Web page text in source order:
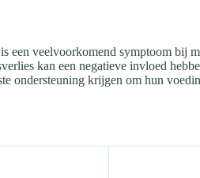
een veelvoorkomend symptoom bij
kan een negatieve invloed
ondersteuning krijgen om hun